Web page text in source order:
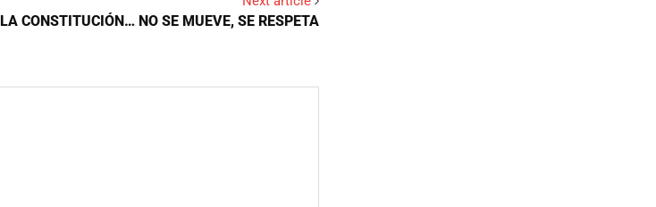
LA CONSTITUCIÓN… NO SE MUEVE, SE RESPETA